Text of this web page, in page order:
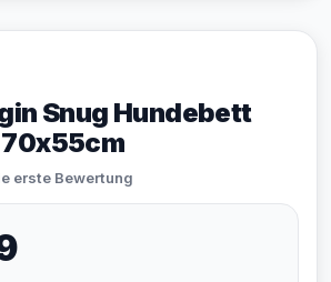
Snug Hundebett
erste Bewertung